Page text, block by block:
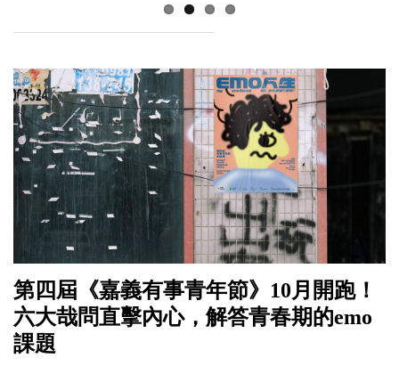
第四屆《嘉義有事青年節》10月開跑！
六大哉問直擊內心，解答青春期的emo
課題